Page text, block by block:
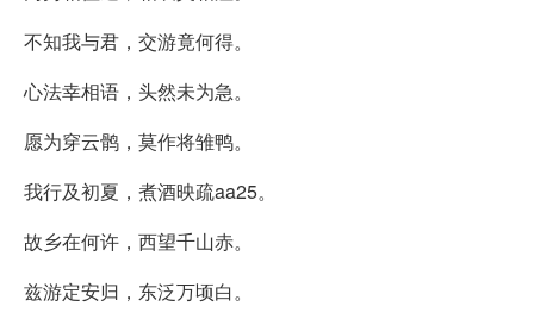
不知我与君，交游竟何得。
心法幸相语，头然未为急。
愿为穿云鹘，莫作将雏鸭。
我行及初夏，煮酒映疏aa25。
故乡在何许，西望千山赤。
兹游定安归，东泛万顷白。